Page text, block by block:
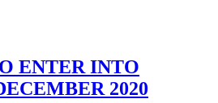
ENTER INTO
2020